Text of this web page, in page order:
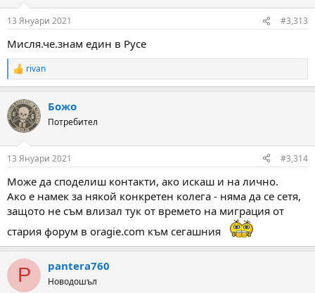
13 Януари 2021 #3,313
Мисля.че.знам един в Русе
R
e
c
t
i
s
rivan
Божо
Потребител
13 Януари 2021 #3,314
Може да споделиш контакти, ако искаш и на лично.
Ако е намек за някой конкретен колега - няма да се сетя,
защото не съм влизал тук от времето на миграция от
стария форум в oragie.com към сегашния
P pantera760
Новодошъл